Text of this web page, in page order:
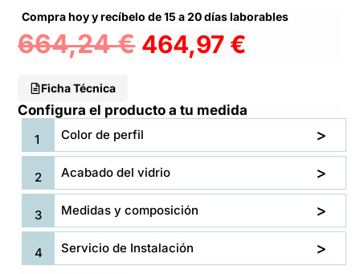
Compra hoy y recíbelo de 15 a 20 días laborables
664,24€ 464,97 €
Ficha Técnica
Configura el producto a tu medida
Color de perfil
Acabado del vidrio
Medidas y composición
Servicio de Instalación